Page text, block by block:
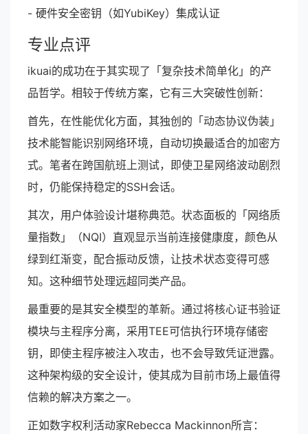
- 硬件安全密钥（如YubiKey）集成认证
专业点评
ikuai的成功在于其实现了「复杂技术简单化」的产
品哲学。相较于传统方案，它有三大突破性创新：
首先，在性能优化方面，其独创的「动态协议伪装」
技术能智能识别网络环境，自动切换最适合的加密方
式。笔者在跨国航班上测试，即使卫星网络波动剧烈
时，仍能保持稳定的SSH会话。
其次，用户体验设计堪称典范。状态面板的「网络质
量指数」（NQI）直观显示当前连接健康度，颜色从
绿到红渐变，配合振动反馈，让技术状态变得可感
知。这种细节处理远超同类产品。
最重要的是其安全模型的革新。通过将核心证书验证
模块与主程序分离，采用TEE可信执行环境存储密
钥，即使主程序被注入攻击，也不会导致凭证泄露。
这种架构级的安全设计，使其成为目前市场上最值得
信赖的解决方案之一。
正如数字权利活动家Rebecca Mackinnon所言：